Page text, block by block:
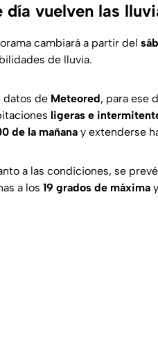
día vuelven las
cambiará a partir del
de lluvia.
datos de Meteored, para ese
ligeras e
de la mañana y extenderse
a las condiciones, se
a los 19 grados de máxima y